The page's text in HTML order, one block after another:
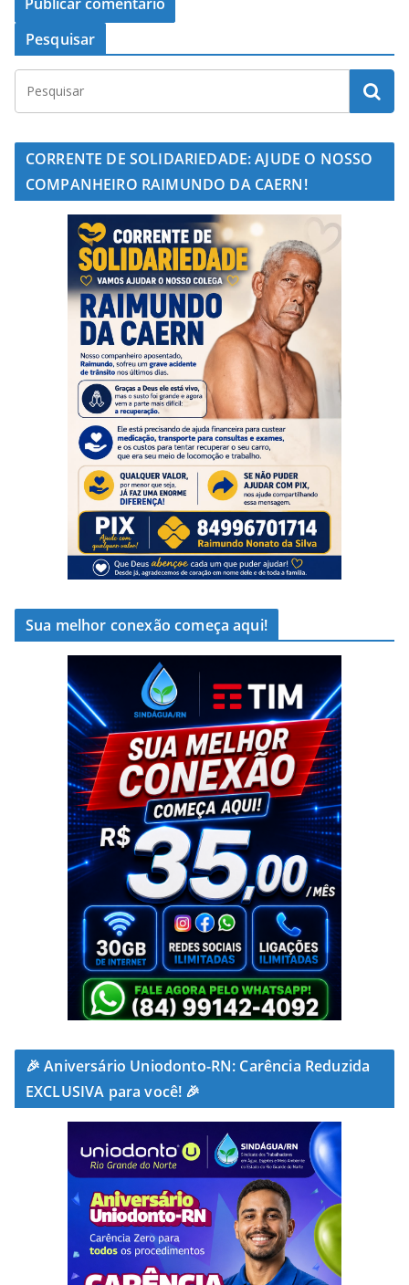
Pesquisar
CORRENTE DE SOLIDARIEDADE: AJUDE O NOSSO
COMPANHEIRO RAIMUNDO DA CAERN!
Sua melhor conexão começa aqui!
🎉 Aniversário Uniodonto-RN: Carência Reduzida
EXCLUSIVA para você! 🎉